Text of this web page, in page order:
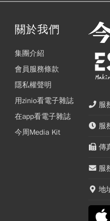
關於我們
集團介紹
會員服務條款
隱私權聲明
用zinio看電子雜誌
在app看電子雜誌
今周Media Kit
服
服
傳
服
地